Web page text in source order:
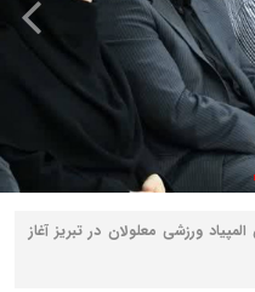
شهرداری منطقه 5 دومین المپیاد ورزشی معلولان در تبریز آغاز